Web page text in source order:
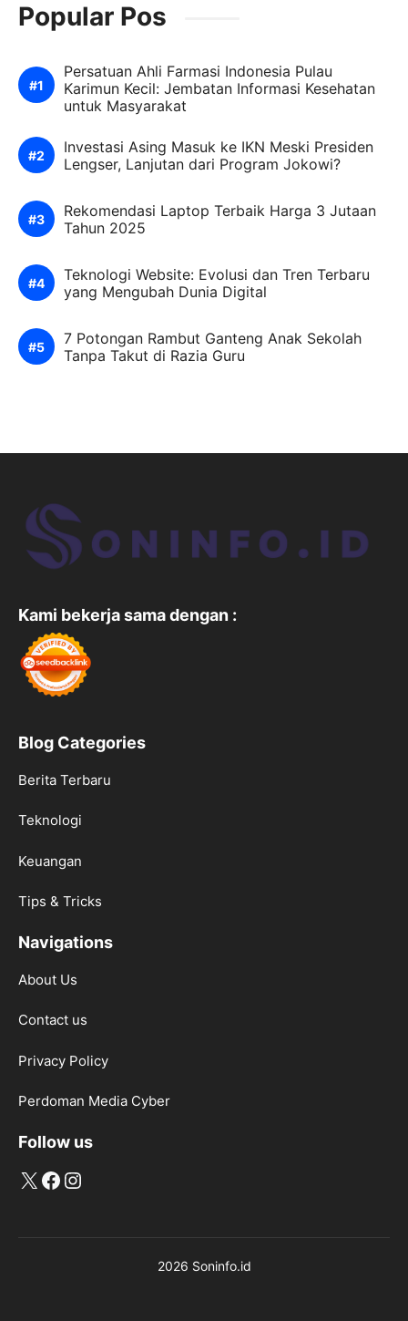
Popular Pos
Persatuan Ahli Farmasi Indonesia Pulau
Karimun Kecil: Jembatan Informasi Kesehatan
untuk Masyarakat
Investasi Asing Masuk ke IKN Meski Presiden
Lengser, Lanjutan dari Program Jokowi?
Rekomendasi Laptop Terbaik Harga 3 Jutaan
Tahun 2025
Teknologi Website: Evolusi dan Tren Terbaru
yang Mengubah Dunia Digital
7 Potongan Rambut Ganteng Anak Sekolah
Tanpa Takut di Razia Guru
Kami bekerja sama dengan :
Blog Categories
Berita Terbaru
Teknologi
Keuangan
Tips & Tricks
Navigations
About Us
Contact us
Privacy Policy
Perdoman Media Cyber
Follow us
X Facebook
Instagram
2026 Soninfo.id